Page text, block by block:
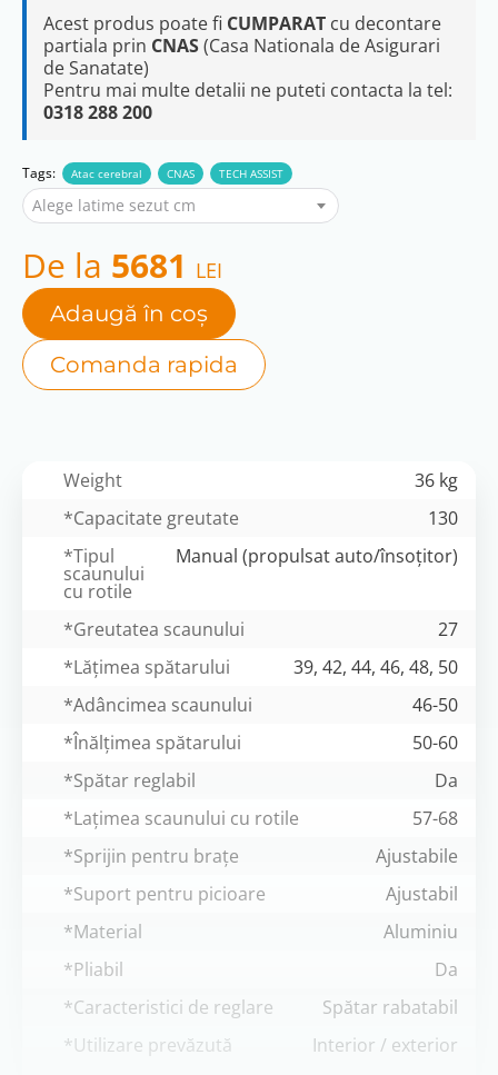
Acest produs poate fi CUMPARAT cu decontare
partiala prin CNAS(Casa Nationala de Asigurari
de Sanatate)
Pentru mai multe detalii ne puteti contacta la tel:
0318 288 200
Tags: Atac cerebral CNAS TECH ASSIST
Alege latime sezut cm
De la 5681 LEI
Adaugă în coș
Comanda rapida
Weight
36 kg
*Capacitate greutate
130
*Tipul
scaunului
cu rotile
Manual (propulsat auto/însoțitor)
*Greutatea scaunului
27
*Lățimea spătarului
39, 42, 44, 46, 48, 50
*Adâncimea scaunului
46-50
*Înălțimea spătarului
50-60
*Spătar reglabil
Da
*Lațimea scaunului cu rotile
57-68
*Sprijin pentru brațe
Ajustabile
*Suport pentru picioare
Ajustabil
*Material
Aluminiu
*Pliabil
Da
*Caracteristici de reglare
Spătar rabatabil
*Utilizare prevăzută
Interior / exterior